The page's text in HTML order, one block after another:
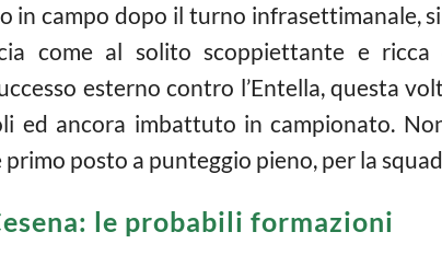
in campo dopo il turno infrasettimanale,
come al solito scoppiettante e ricca
esterno contro l’Entella, questa
ed ancora imbattuto in campionato.
posto a punteggio pieno, per la
le probabili formazioni